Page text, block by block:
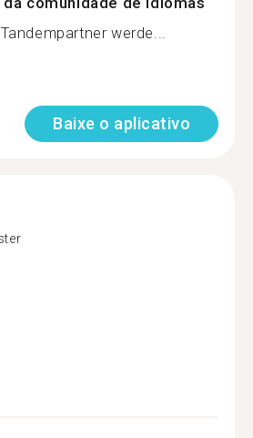
werde...
Baixe o aplicativo